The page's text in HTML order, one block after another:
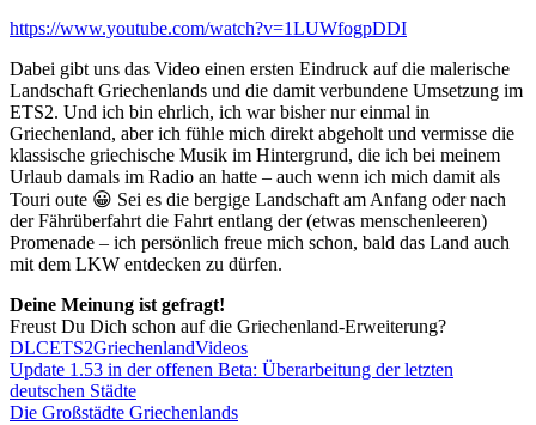
https://www.youtube.com/watch?v=1LUWfogpDDI
Dabei gibt uns das Video einen ersten Eindruck auf die malerische
Landschaft Griechenlands und die damit verbundene Umsetzung im
ETS2. Und ich bin ehrlich, ich war bisher nur einmal in
Griechenland, aber ich fühle mich direkt abgeholt und vermisse die
klassische griechische Musik im Hintergrund, die ich bei meinem
Urlaub damals im Radio an hatte – auch wenn ich mich damit als
Touri oute 😀 Sei es die bergige Landschaft am Anfang oder nach
der Fährüberfahrt die Fahrt entlang der (etwas menschenleeren)
Promenade – ich persönlich freue mich schon, bald das Land auch
mit dem LKW entdecken zu dürfen.
Deine Meinung ist gefragt!
Freust Du Dich schon auf die Griechenland-Erweiterung?
DLCETS2GriechenlandVideos
Beitrags-
Navigation
Vorheriger
Beitrag:
Update 1.53 in der offenen Beta: Überarbeitung der letzten
deutschen Städte
Nächster
Die Großstädte Griechenlands